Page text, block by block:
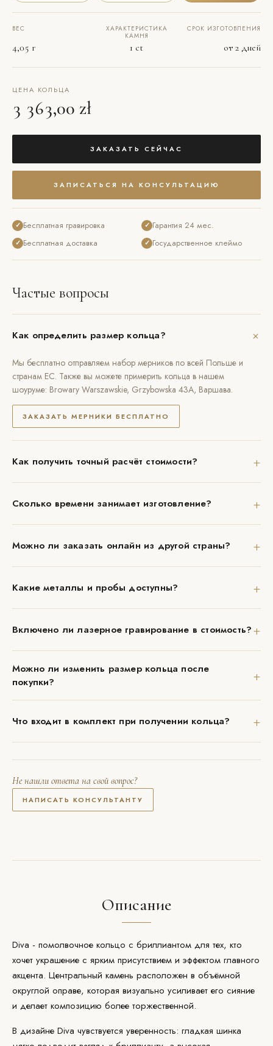
ВЕС
4,05 г
ХАРАКТЕРИСТИКА
КАМНЯ
1 ct
СРОК ИЗГОТОВЛЕНИЯ
от 2 дней
ЦЕНА КОЛЬЦА
3 363,00 zł
ЗАКАЗАТЬ СЕЙЧАС
ЗАПИСАТЬСЯ НА КОНСУЛЬТАЦИЮ
✓ Бесплатная гравировка
✓ Бесплатная доставка
✓ Гарантия 24 мес.
✓ Государственное клеймо
Частые вопросы
Как определить размер кольца? +
Мы бесплатно отправляем набор мерников по всей Польше и
странам ЕС. Также вы можете примерить кольца в нашем
шоуруме: Browary Warszawskie, Grzybowska 43A, Варшава.
ЗАКАЗАТЬ МЕРНИКИ БЕСПЛАТНО
Как получить точный расчёт стоимости? +
Сколько времени занимает изготовление? +
Можно ли заказать онлайн из другой страны? +
Какие металлы и пробы доступны? +
Включено ли лазерное гравирование в стоимость?+
Можно ли изменить размер кольца после
покупки?
+
Что входит в комплект при получении кольца? +
Не нашли ответа на свой вопрос?
НАПИСАТЬ КОНСУЛЬТАНТУ
Описание
Diva - помолвочное кольцо с бриллиантом для тех, кто
хочет украшение с ярким присутствием и эффектом главного
акцента. Центральный камень расположен в объёмной
округлой оправе, которая визуально усиливает его сияние
и делает композицию более торжественной.
В дизайне Diva чувствуется уверенность: гладкая шинка